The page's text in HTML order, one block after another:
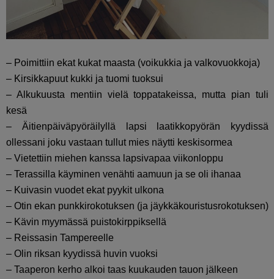
– Poimittiin ekat kukat maasta (voikukkia ja valkovuokkoja)
– Kirsikkapuut kukki ja tuomi tuoksui
– Alkukuusta mentiin vielä toppatakeissa, mutta pian tuli
kesä
– Äitienpäiväpyöräilyllä lapsi laatikkopyörän kyydissä
ollessani joku vastaan tullut mies näytti keskisormea
– Vietettiin miehen kanssa lapsivapaa viikonloppu
– Terassilla käyminen venähti aamuun ja se oli ihanaa
– Kuivasin vuodet ekat pyykit ulkona
– Otin ekan punkkirokotuksen (ja jäykkäkouristusrokotuksen)
– Kävin myymässä puistokirppiksellä
– Reissasin Tampereelle
– Olin riksan kyydissä huvin vuoksi
– Taaperon kerho alkoi taas kuukauden tauon jälkeen